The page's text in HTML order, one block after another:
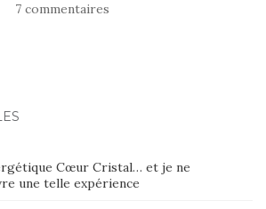
7 commentaires
Cœur Cristal… et je ne
une telle expérience